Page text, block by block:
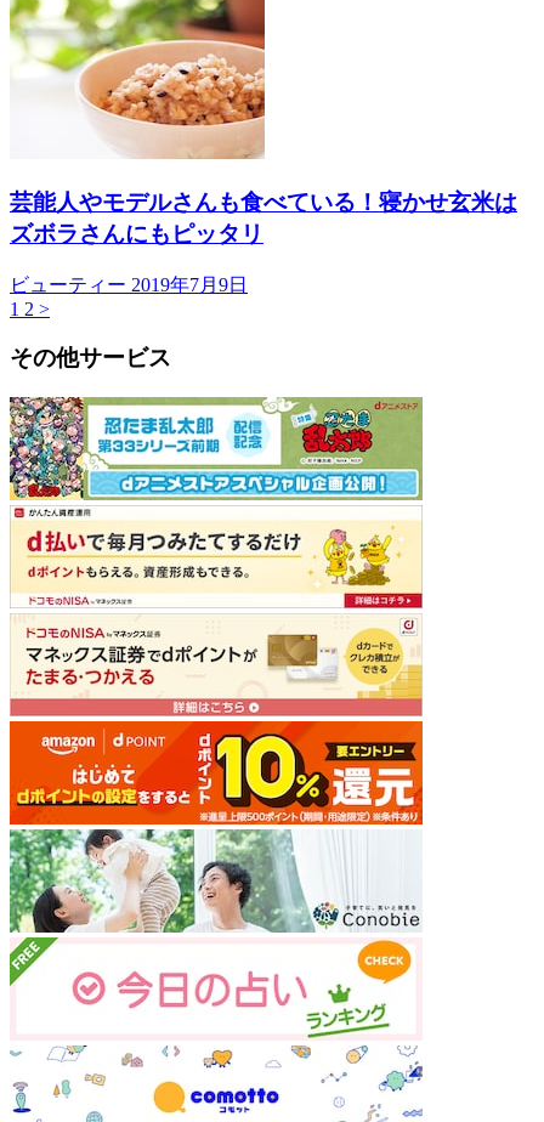
芸能人やモデルさんも食べている！寝かせ玄米は
ズボラさんにもピッタリ
ビューティー 2019年7月9日
1 2 >
その他サービス